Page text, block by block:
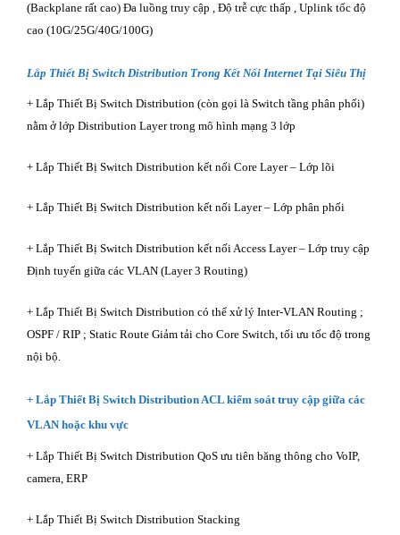
(Backplane rất cao) Đa luồng truy cập , Độ trễ cực thấp , Uplink tốc độ
cao (10G/25G/40G/100G)
Lắp Thiết Bị Switch Distribution Trong Kết Nối Internet Tại Siêu Thị
+ Lắp Thiết Bị Switch Distribution (còn gọi là Switch tầng phân phối)
nằm ở lớp Distribution Layer trong mô hình mạng 3 lớp
+ Lắp Thiết Bị Switch Distribution kết nối Core Layer – Lớp lõi
+ Lắp Thiết Bị Switch Distribution kết nối Layer – Lớp phân phối
+ Lắp Thiết Bị Switch Distribution kết nối Access Layer – Lớp truy cập
Định tuyến giữa các VLAN (Layer 3 Routing)
+ Lắp Thiết Bị Switch Distribution có thể xử lý Inter-VLAN Routing ;
OSPF / RIP ; Static Route Giảm tải cho Core Switch, tối ưu tốc độ trong
nội bộ.
+ Lắp Thiết Bị Switch Distribution ACL kiểm soát truy cập giữa các
VLAN hoặc khu vực
+ Lắp Thiết Bị Switch Distribution QoS ưu tiên băng thông cho VoIP,
camera, ERP
+ Lắp Thiết Bị Switch Distribution Stacking